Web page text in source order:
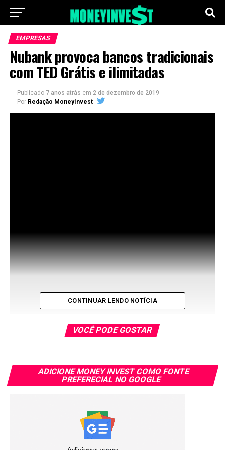
EMPRESAS
Nubank provoca bancos tradicionais
com TED Grátis e ilimitadas
Publicado 7 anos atrás em 2 de dezembro de 2019
Por Redação MoneyInvest
A edição limitada, custa R$19.05, um dos valores mais
caros cobrados entre os bancos para a realização das
Transferências Eletrônicas.
digital do banco, são gratuitas e ilimitadas, proporcionando
uma economia de R$ 2,3 bilhōes aos clientes em 2019.
pessoas e liberá-las de qualquer complexidade e
cobranças de taxas abusivas.
CONTINUAR LENDO NOTÍCIA
VOCÊ PODE GOSTAR
ADICIONE MONEY INVEST COMO FONTE
PREFERECIAL NO GOOGLE